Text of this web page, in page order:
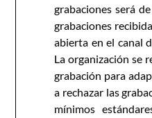
grabaciones será
grabaciones
abierta en el canal
La organización se
grabación para
a rechazar las
mínimos